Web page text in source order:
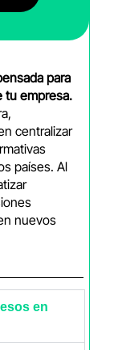
para
tu empresa.
centralizar
países. Al
nuevos
en